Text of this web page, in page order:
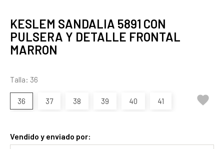
KESLEM SANDALIA 5891 CON
PULSERA Y DETALLE FRONTAL
MARRON
Talla: 36
36 37 38 39 40 41 
Vendido y enviado por: